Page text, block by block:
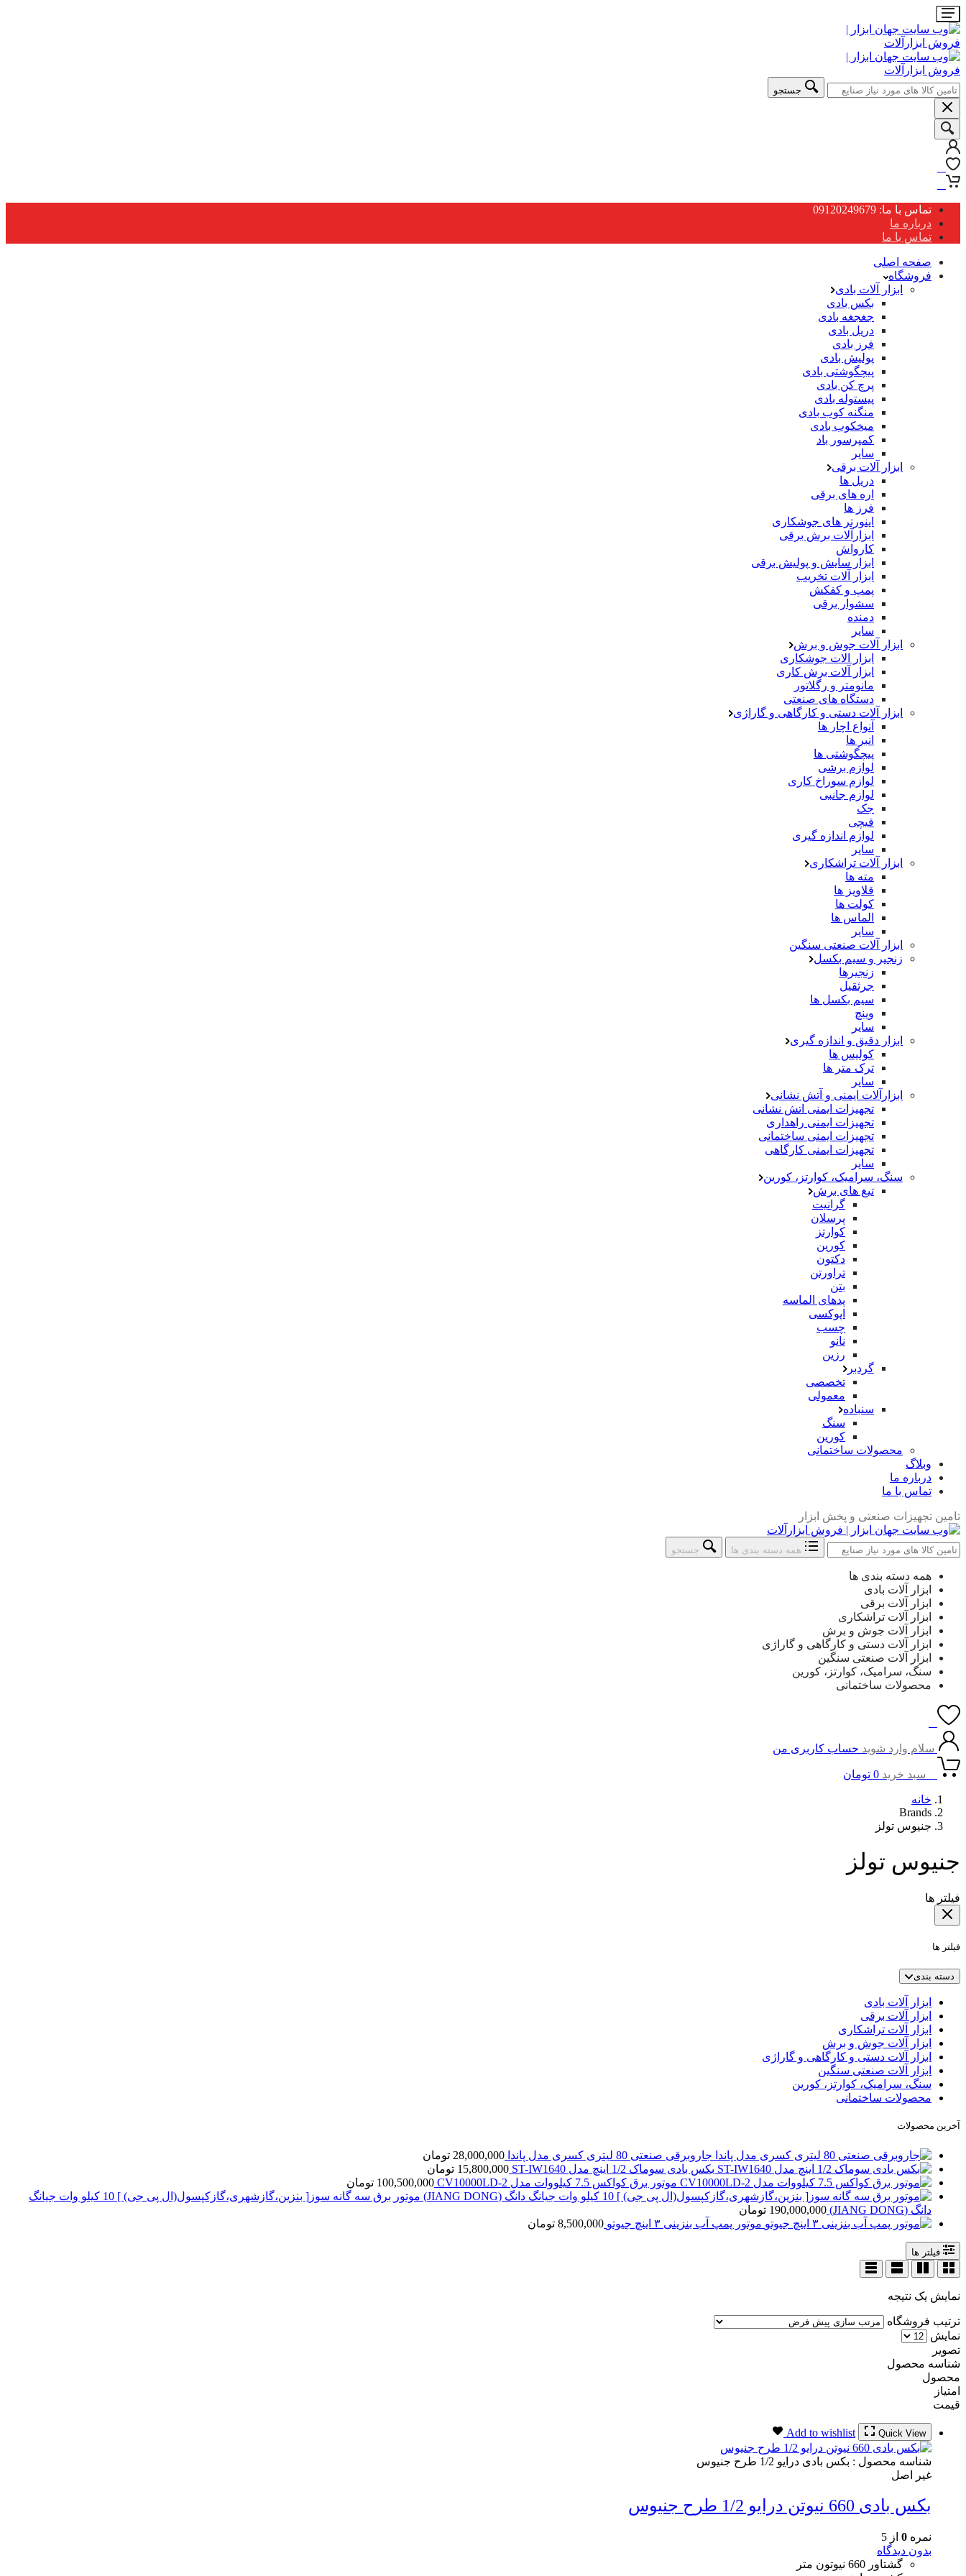
جستجو
تماس با ما: 09120249679
درباره ما
تماس با ما
صفحه اصلی
فروشگاه
ابزار آلات بادی
بکس بادی
جغجغه بادی
دریل بادی
فرز بادی
پولیش بادی
پیچگوشتی بادی
پرچ کن بادی
پیستوله بادی
منگنه کوب بادی
میخکوب بادی
کمپرسور باد
سایر
ابزار آلات برقی
دریل ها
اره های برقی
فرز ها
اینورتر های جوشکاری
ابزارآلات برش برقی
کارواش
ابزار سایش و پولیش برقی
ابزار آلات تخریب
پمپ و کفکش
سشوار برقی
دمنده
سایر
ابزار آلات جوش و برش
ابزار الات جوشکاری
ابزار آلات برش کاری
مانومتر و رگلاتور
دستگاه های صنعتی
ابزار آلات دستی و کارگاهی و گاراژی
آنواع اچار ها
انبر ها
پیچگوشتی ها
لوازم برشی
لوازم سوراخ کاری
لوازم جانبی
جک
قیچی
لوازم اندازه گیری
سایر
ابزار آلات تراشکاری
مته ها
قلاویز ها
کولت ها
الماس ها
سایر
ابزار آلات صنعتی سنگین
زنجیر و سیم بکسل
زنجیرها
جرثقیل
سیم بکسل ها
وینچ
سایر
ابزار دقیق و اندازه گیری
کولیس ها
ترک متر ها
سایر
ابزارآلات ایمنی و آتش نشانی
تجهیزات ایمنی اتش نشانی
تجهیزات ایمنی راهداری
تجهیزات ایمنی ساختمانی
تجهیزات ایمنی کارگاهی
سایر
سنگ، سرامیک، کوارتز، کورین
تیغ های برش
گرانیت
پرسلان
کوارتز
کورین
دکتون
تراورتن
بتن
پدهای الماسه
اپوکسی
چسب
نانو
رزین
گردبر
تخصصی
معمولی
سنباده
سنگ
کورین
محصولات ساختمانی
وبلاگ
درباره ما
تماس با ما
تامین تجهیزات صنعتی و پخش ابزار
همه دسته بندی ها جستجو
همه دسته بندی ها
ابزار آلات بادی
ابزار آلات برقی
ابزار آلات تراشکاری
ابزار آلات جوش و برش
ابزار آلات دستی و کارگاهی و گاراژی
ابزار آلات صنعتی سنگین
سنگ، سرامیک، کوارتز، کورین
محصولات ساختمانی
سلام وارد شوید حساب کاربری من
سبد خرید 0 تومان
خانه
Brands
جنیوس تولز
جنیوس تولز
فیلتر ها
فیلتر ها
دسته بندی
ابزار آلات بادی
ابزار آلات برقی
ابزار آلات تراشکاری
ابزار آلات جوش و برش
ابزار آلات دستی و کارگاهی و گاراژی
ابزار آلات صنعتی سنگین
سنگ، سرامیک، کوارتز، کورین
محصولات ساختمانی
آخرین محصولات
جاروبرقی صنعتی 80 لیتری کسری مدل پاندا 28,000,000 تومان
بکس بادی سوماک 1/2 اینچ مدل ST-IW1640
15,800,000 تومان
موتور برق کواکس 7.5 کیلووات مدل CV10000LD-2
100,500,000 تومان
موتور برق سه گانه سوز[ بنزین،گازشهری،گازکپسول(ال پی جی) ] 10 کیلو وات جیانگ
دانگ (JIANG DONG)
190,000,000 تومان
موتور پمپ آب بنزینی ۳ اینچ جیوتو
8,500,000 تومان
فیلتر ها
نمایش یک نتیجه
ترتیب فروشگاه
نمایش
تصویر
شناسه محصول
محصول
امتیاز
قیمت
Quick View
Add to wishlist
شناسه محصول : بکس بادی درایو 1/2 طرح جنیوس
غیر اصل
بکس بادی 660 نیوتن درایو 1/2 طرح جنیوس
نمره 0 از 5
بدون دیدگاه
گشتاور 660 نیوتون متر